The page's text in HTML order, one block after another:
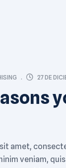
27 DE
amet,
veniam,